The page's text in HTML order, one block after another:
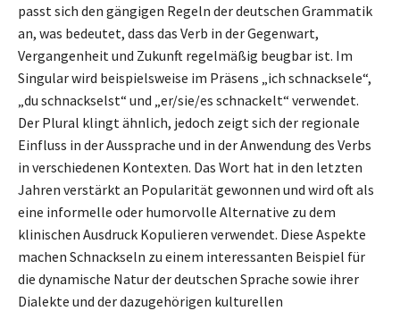
passt sich den gängigen Regeln der deutschen Grammatik
an, was bedeutet, dass das Verb in der Gegenwart,
Vergangenheit und Zukunft regelmäßig beugbar ist. Im
Singular wird beispielsweise im Präsens „ich schnacksele“,
„du schnackselst“ und „er/sie/es schnackelt“ verwendet.
Der Plural klingt ähnlich, jedoch zeigt sich der regionale
Einfluss in der Aussprache und in der Anwendung des Verbs
in verschiedenen Kontexten. Das Wort hat in den letzten
Jahren verstärkt an Popularität gewonnen und wird oft als
eine informelle oder humorvolle Alternative zu dem
klinischen Ausdruck Kopulieren verwendet. Diese Aspekte
machen Schnackseln zu einem interessanten Beispiel für
die dynamische Natur der deutschen Sprache sowie ihrer
Dialekte und der dazugehörigen kulturellen